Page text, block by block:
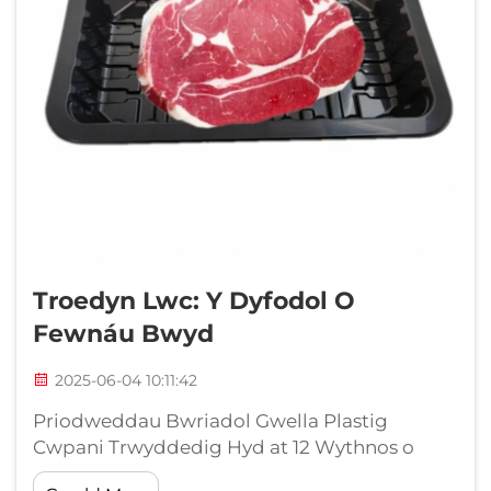
Troedyn Lwc: Y Dyfodol O
Fewnáu Bwyd
2025-06-04 10:11:42
Priodweddau Bwriadol Gwella Plastig
Cwpani Trwyddedig Hyd at 12 Wythnos o
Chwifraint a Lleihaeth o Bwyd Anghynhyrchol